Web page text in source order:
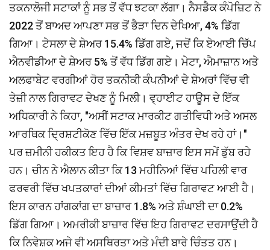
ਤਕਨਾਲੋਜੀ ਸਟਾਕਾਂ ਨੂੰ ਸਭ ਤੋਂ ਵੱਧ ਝਟਕਾ ਲੱਗਾ। ਨੈਸਡੈਕ ਕੰਪੋਜ਼ਿਟ ਨੇ
2022 ਤੋਂ ਬਾਅਦ ਆਪਣਾ ਸਭ ਤੋਂ ਭੈੜਾ ਦਿਨ ਦੇਖਿਆ, 4% ਡਿੱਗ
ਗਿਆ। ਟੇਸਲਾ ਦੇ ਸ਼ੇਅਰ 15.4% ਡਿੱਗ ਗਏ, ਜਦੋਂ ਕਿ ਏਆਈ ਚਿੱਪ
ਐਨਵੀਡੀਆ ਦੇ ਸ਼ੇਅਰ 5% ਤੋਂ ਵੱਧ ਡਿੱਗ ਗਏ। ਮੇਟਾ, ਐਮਾਜ਼ਾਨ ਅਤੇ
ਅਲਫਾਬੇਟ ਵਰਗੀਆਂ ਹੋਰ ਤਕਨੀਕੀ ਕੰਪਨੀਆਂ ਦੇ ਸ਼ੇਅਰਾਂ ਵਿੱਚ ਵੀ
ਤੇਜ਼ੀ ਨਾਲ ਗਿਰਾਵਟ ਦੇਖਣ ਨੂੰ ਮਿਲੀ। ਵ੍ਹਾਈਟ ਹਾਊਸ ਦੇ ਇੱਕ
ਅਧਿਕਾਰੀ ਨੇ ਕਿਹਾ, "ਅਸੀਂ ਸਟਾਕ ਮਾਰਕੀਟ ਗਤੀਵਿਧੀ ਅਤੇ ਅਸਲ
ਆਰਥਿਕ ਦ੍ਰਿਸ਼ਟੀਕੋਣ ਵਿੱਚ ਇੱਕ ਮਜ਼ਬੂਤ ​​ਅੰਤਰ ਦੇਖ ਰਹੇ ਹਾਂ।"
ਪਰ ਜ਼ਮੀਨੀ ਹਕੀਕਤ ਇਹ ਹੈ ਕਿ ਵਿਸ਼ਵ ਬਾਜ਼ਾਰ ਇਸ ਸਮੇਂ ਡੁੱਬ ਰਹੇ
ਹਨ। ਚੀਨ ਨੇ ਐਲਾਨ ਕੀਤਾ ਕਿ 13 ਮਹੀਨਿਆਂ ਵਿੱਚ ਪਹਿਲੀ ਵਾਰ
ਫਰਵਰੀ ਵਿੱਚ ਖਪਤਕਾਰਾਂ ਦੀਆਂ ਕੀਮਤਾਂ ਵਿੱਚ ਗਿਰਾਵਟ ਆਈ ਹੈ।
ਇਸ ਕਾਰਨ ਹਾਂਗਕਾਂਗ ਦਾ ਬਾਜ਼ਾਰ 1.8% ਅਤੇ ਸ਼ੰਘਾਈ ਦਾ 0.2%
ਡਿੱਗ ਗਿਆ। ਅਮਰੀਕੀ ਬਾਜ਼ਾਰ ਵਿੱਚ ਇਹ ਗਿਰਾਵਟ ਦਰਸਾਉਂਦੀ ਹੈ
ਕਿ ਨਿਵੇਸ਼ਕ ਅਜੇ ਵੀ ਅਸਥਿਰਤਾ ਅਤੇ ਮੰਦੀ ਬਾਰੇ ਚਿੰਤਤ ਹਨ।